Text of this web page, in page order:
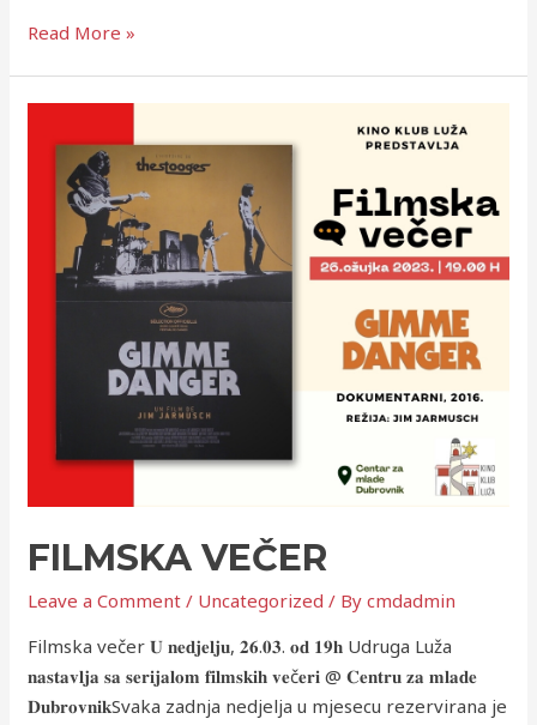
Read More »
FILMSKA VEČER
Leave a Comment / Uncategorized / Bycmdadmin
Filmska večer 𝐔 𝐧𝐞𝐝𝐣𝐞𝐥𝐣𝐮, 𝟐𝟔.𝟎𝟑. 𝐨𝐝 𝟏𝟗𝐡 Udruga Luža
𝐧𝐚𝐬𝐭𝐚𝐯𝐥𝐣𝐚 𝐬𝐚 𝐬𝐞𝐫𝐢𝐣𝐚𝐥𝐨𝐦 𝐟𝐢𝐥𝐦𝐬𝐤𝐢𝐡 𝐯𝐞č𝐞𝐫𝐢 @ 𝐂𝐞𝐧𝐭𝐫𝐮 𝐳𝐚 𝐦𝐥𝐚𝐝𝐞
𝐃𝐮𝐛𝐫𝐨𝐯𝐧𝐢𝐤Svaka zadnja nedjelja u mjesecu rezervirana je